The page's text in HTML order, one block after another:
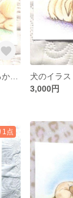
3,000円
1点